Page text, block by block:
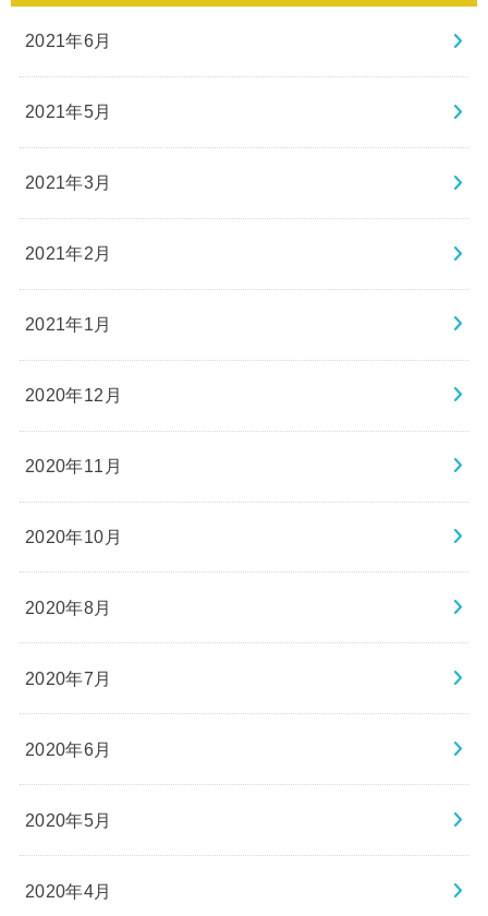
2021年6月
2021年5月
2021年3月
2021年2月
2021年1月
2020年12月
2020年11月
2020年10月
2020年8月
2020年7月
2020年6月
2020年5月
2020年4月